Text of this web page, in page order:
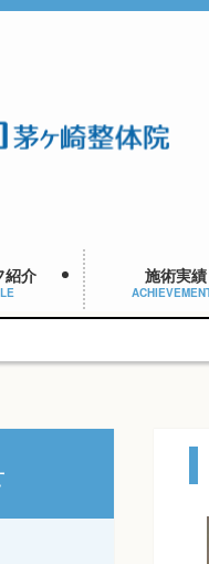
紹介 施術実績
予